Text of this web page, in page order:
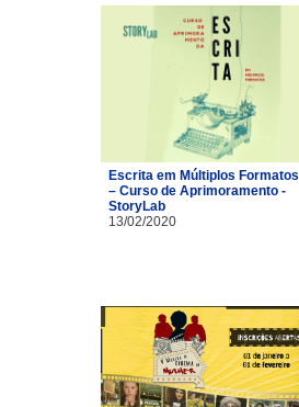
Escrita em Múltiplos Formatos
– Curso de Aprimoramento -
StoryLab
13/02/2020